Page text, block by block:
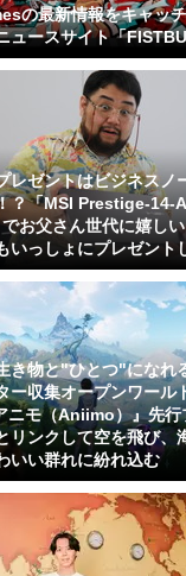
の最新情報をキャッ
ュースサイト「
レゼントはビジネスノ
？「MSI Prestige-14-
お父さん世代に嬉し
いっしょにプレゼント
き物と"ひとつ"になれ
ー収集オープンワール
ニモ（Aniimo）』先行
リンクして空を飛び、
いい群れに紛れ込む